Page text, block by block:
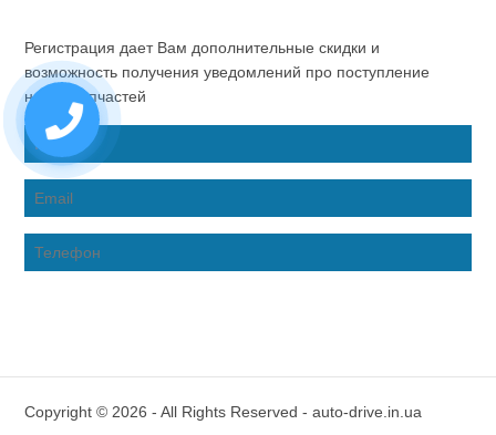
Регистрация дает Вам дополнительные скидки и
возможность получения уведомлений про поступление
новых запчастей
Copyright © 2026 - All Rights Reserved - auto-drive.in.ua